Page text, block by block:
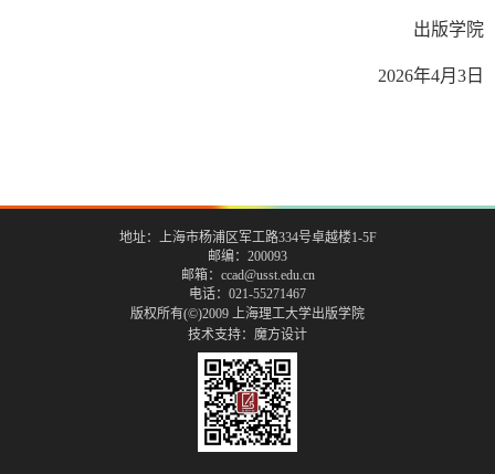
出版学院
2026年4月3日
地址：上海市杨浦区军工路334号卓越楼1-5F
邮编：200093
邮箱：ccad@usst.edu.cn
电话：021-55271467
版权所有(©)2009 上海理工大学出版学院
技术支持： 魔方设计